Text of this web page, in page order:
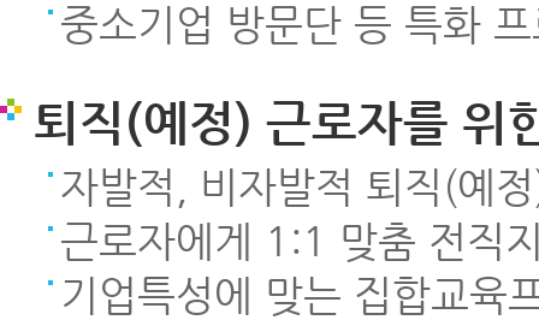
중소기업 방문단 등 특화
퇴직(예정) 근로자를 위
자발적, 비자발적 퇴직(예
근로자에게 1:1 맞춤 전직
기업특성에 맞는 집합교육